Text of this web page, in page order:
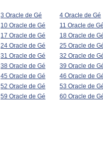
3 Oracle de Gé
4 Oracle de Gé
10 Oracle de Gé
11 Oracle de
17 Oracle de Gé
18 Oracle de
24 Oracle de Gé
25 Oracle de
31 Oracle de Gé
32 Oracle de
38 Oracle de Gé
39 Oracle de
45 Oracle de Gé
46 Oracle de
52 Oracle de Gé
53 Oracle de
59 Oracle de Gé 60 Oracle de